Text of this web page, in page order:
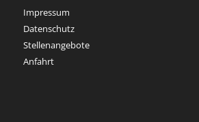
Impressum
Datenschutz
Stellenangebote
Anfahrt